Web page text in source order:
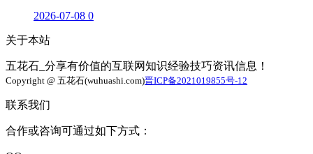
2026-07-08 0
关于本站
五花石_分享有价值的互联网知识经验技巧资讯信息！
Copyright @ 五花石(wuhuashi.com)晋ICP备2021019855号-12
联系我们
合作或咨询可通过如下方式：